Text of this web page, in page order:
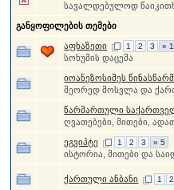
სავალდებულოდ
განყოფილების თემები
აფხაზეთი 1 2 3 »
სოხუმის დაცემა
იოანეზოსიმეს
მეორედ მოსვლა და
წარმართული
ღვათებები, მითები,
ეგვიპტე 1 2 3 » 5
ისტორია, მითები და
ქართული ანბანი 1 2